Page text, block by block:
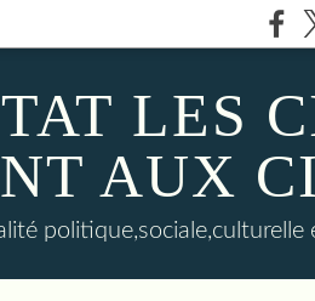
LES
AUX